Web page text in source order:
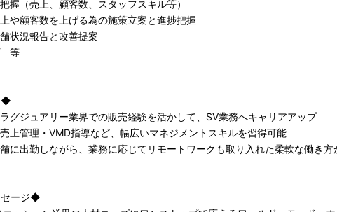
握（売上、顧客数、スタッフスキル等）
や顧客数を上げる為の施策立案と進捗把握
状況報告と改善提案
等
◆
グジュアリー業界での販売経験を活かして、SV業務へキャリアアップ
上管理・VMD指導など、幅広いマネジメントスキルを習得可能
に出勤しながら、業務に応じてリモートワークも取り入れた柔軟な働き方
ージ◆